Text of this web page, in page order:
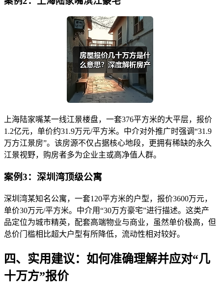
上海陆家嘴某一线江景楼盘，一套376平方米的大平层，报价
1.2亿元，单价约31.9万元/平方米。中介对外推广时强调“31.9
万方江景房”。该房源不仅占据核心地段，更拥有稀缺的永久
江景视野，购房者多为企业主或高净值人群。
案例3：深圳湾顶级公寓
深圳湾某知名公寓，一套120平方米的户型，报价3600万元，
单价30万元/平方米。中介用“30万方豪宅”进行描述。这类产
品定位为城市精英，配套高端物业与商业，虽然单价极高，但
总价门槛相比超大户型有所降低，流动性相对较好。
四、实用建议：如何准确理解并应对“几
十万方”报价